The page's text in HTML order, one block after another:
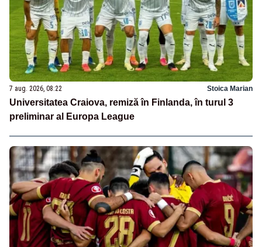
7 aug. 2026, 08:22 Stoica Marian
Universitatea Craiova, remiză în Finlanda, în turul 3
preliminar al Europa League